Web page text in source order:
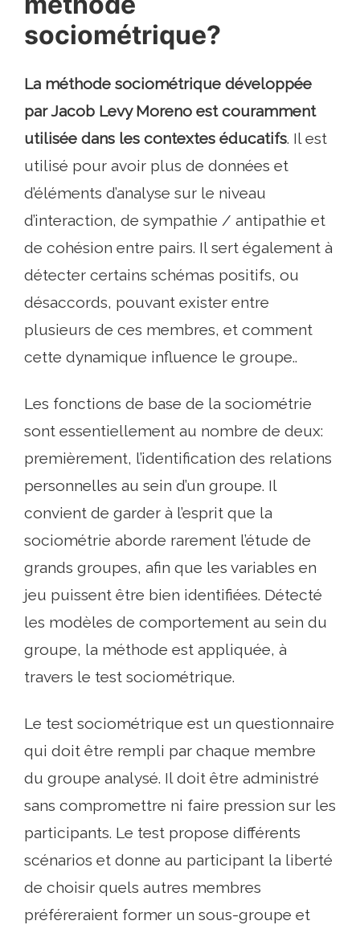
sociométrique?
La méthode sociométrique développée
par Jacob Levy Moreno est couramment
utilisée dans les contextes éducatifs. Il est
utilisé pour avoir plus de données et
d’éléments d’analyse sur le niveau
d’interaction, de sympathie / antipathie et
de cohésion entre pairs. Il sert également à
détecter certains schémas positifs, ou
désaccords, pouvant exister entre
plusieurs de ces membres, et comment
cette dynamique influence le groupe..
Les fonctions de base de la sociométrie
sont essentiellement au nombre de deux:
premièrement, l’identification des relations
personnelles au sein d’un groupe. Il
convient de garder à l’esprit que la
sociométrie aborde rarement l’étude de
grands groupes, afin que les variables en
jeu puissent être bien identifiées. Détecté
les modèles de comportement au sein du
groupe, la méthode est appliquée, à
travers le test sociométrique.
Le test sociométrique est un questionnaire
qui doit être rempli par chaque membre
du groupe analysé. Il doit être administré
sans compromettre ni faire pression sur les
participants. Le test propose différents
scénarios et donne au participant la liberté
de choisir quels autres membres
préféreraient former un sous-groupe et